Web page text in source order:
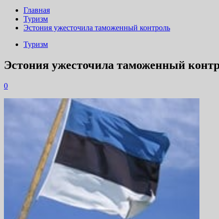
Главная
Туризм
Эстония ужесточила таможенный контроль
Туризм
Эстония ужесточила таможенный
0